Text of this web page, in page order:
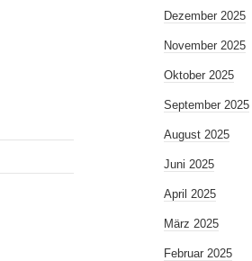
Dezember 2025
November 2025
Oktober 2025
September 2025
August 2025
Juni 2025
April 2025
März 2025
Februar 2025